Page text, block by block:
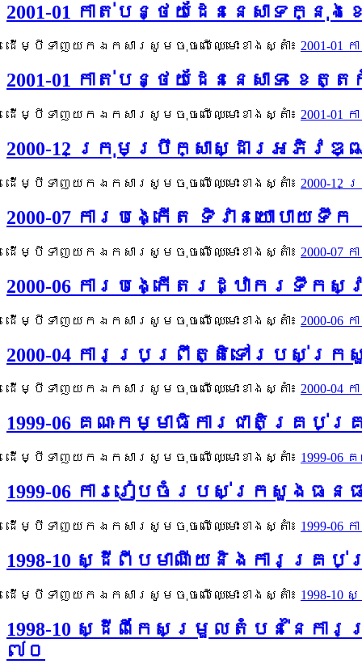
2001-01 កាត់បន្ថយដែននេសាទក្
ដើម្បីទាញយកឯកសារសូមចុចលើឈ្មោះខាងស្តាំ៖ 2001-
2001-01 កាត់បន្ថយដែននេសាទ
ដើម្បីទាញយកឯកសារសូមចុចលើឈ្មោះខាងស្តាំ៖ 2001-
2000-12 ក្រុមប្រឹក្សាស្ដារអ
ដើម្បីទាញយកឯកសារសូមចុចលើឈ្មោះខាងស្តាំ៖ 2000-
2000-07 ការបង្កើត ទិវានយោប
ដើម្បីទាញយកឯកសារសូមចុចលើឈ្មោះខាងស្តាំ៖ 2000-
2000-06 ការបង្កើតរដ្ឋាករ
ដើម្បីទាញយកឯកសារសូមចុចលើឈ្មោះខាងស្តាំ៖ 2000-
2000-04 ការប្រព្រឹត្តិទៅរបស់
ដើម្បីទាញយកឯកសារសូមចុចលើឈ្មោះខាងស្តាំ៖ 2000-
1999-06 គណៈកម្មាធិការជាតិគ្រ
ដើម្បីទាញយកឯកសារសូមចុចលើឈ្មោះខាងស្តាំ៖ 1999-
1999-06 ការរៀបចំរបស់ក្រសួង
ដើម្បីទាញយកឯកសារសូមចុចលើឈ្មោះខាងស្តាំ៖ 1999-
1998-10 ស្ដីពីបមាណីយនិងការគ្
ដើម្បីទាញយកឯកសារសូមចុចលើឈ្មោះខាងស្តាំ៖ 1998-
1998-10 ស្ដីពីកែសម្រួលតំបន់នៃក
៧០